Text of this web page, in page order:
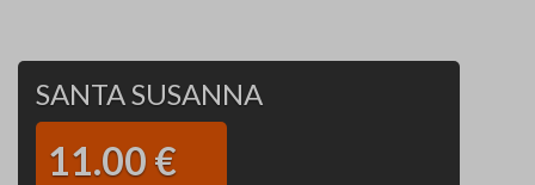
SANTA SUSANNA
11.00 €